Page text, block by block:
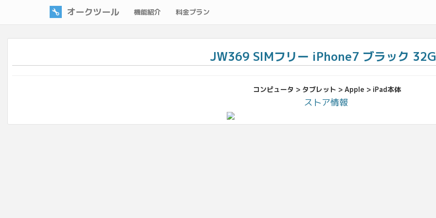
オークツール 機能紹介 料金プラン
JW369 SIMフリー iPhone7 ブラック
コンピュータ > タブレット > Apple > iPad本体
ストア情報